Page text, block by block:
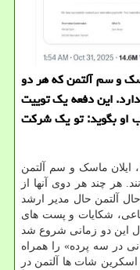
و سم آلتمن که هر دو
این دفعه یک توییت
او بگوید: تو یک شرکت
ایلان ماسک و سم آلتمن
هر چند هر دوی آنها از
آلتمن حال مدیر ارشد
شکایات و پست های
این دو زمانی شروع شد
در سه پرده» را همراه
شات ها آلتمن در